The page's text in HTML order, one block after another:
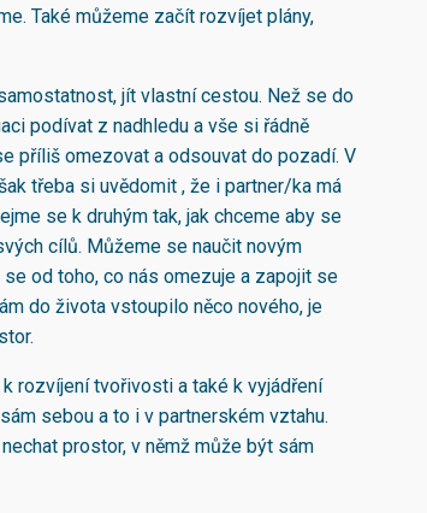
Také můžeme začít rozvíjet plány,
jít vlastní cestou. Než se do
podívat z nadhledu a vše si řádně
příliš omezovat a odsouvat do pozadí. V
třeba si uvědomit , že i partner/ka má
se k druhým tak, jak chceme aby se
cílů. Můžeme se naučit novým
od toho, co nás omezuje a zapojit se
do života vstoupilo něco nového, je
rozvíjení tvořivosti a také k vyjádření
sebou a to i v partnerském vztahu.
prostor, v němž může být sám